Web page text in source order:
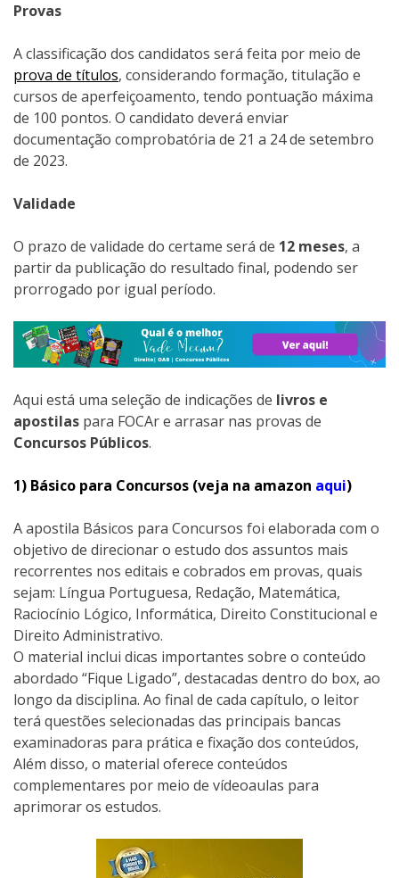
Provas
A classificação dos candidatos será feita por meio de
prova de títulos, considerando formação, titulação e
cursos de aperfeiçoamento, tendo pontuação máxima
de 100 pontos. O candidato deverá enviar
documentação comprobatória de 21 a 24 de setembro
de 2023.
Validade
O prazo de validade do certame será de 12 meses, a
partir da publicação do resultado final, podendo ser
prorrogado por igual período.
Aqui está uma seleção de indicações de livros e
apostilas para FOCAr e arrasar nas provas de
Concursos Públicos.
1) Básico para Concursos (veja na amazon aqui)
A apostila Básicos para Concursos foi elaborada com o
objetivo de direcionar o estudo dos assuntos mais
recorrentes nos editais e cobrados em provas, quais
sejam: Língua Portuguesa, Redação, Matemática,
Raciocínio Lógico, Informática, Direito Constitucional e
Direito Administrativo.
O material inclui dicas importantes sobre o conteúdo
abordado “Fique Ligado”, destacadas dentro do box, ao
longo da disciplina. Ao final de cada capítulo, o leitor
terá questões selecionadas das principais bancas
examinadoras para prática e fixação dos conteúdos,
Além disso, o material oferece conteúdos
complementares por meio de vídeoaulas para
aprimorar os estudos.